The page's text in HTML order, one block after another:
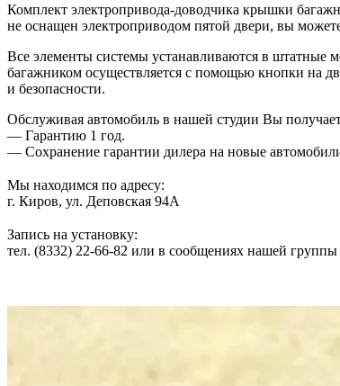
Комплект электропривода-доводчика крышки
не оснащен электроприводом пятой двери, вы
Все элементы системы устанавливаются в штатные
багажником осуществляется с помощью кнопки на
и безопасности.
Обслуживая автомобиль в нашей студии Вы
— Гарантию 1 год.
— Сохранение гарантии дилера на новые
Мы находимся по адресу:
г. Киров, ул. Деповская 94А
Запись на установку:
тел. (8332) 22-66-82 или в сообщениях нашей